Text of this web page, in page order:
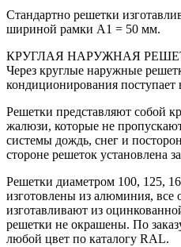
Стандартно решетки
шириной рамки A1 = 50 мм.
КРУГЛАЯ НАРУЖНАЯ
Через круглые наружные
кондиционирования поступает
Решетки представляют собой
жалюзи, которые не
системы дождь, снег и
стороне решеток установлена
Решетки диаметром 100, 125,
изготовлены из алюминия, все
изготавливают из
решетки не окрашены. По
любой цвет по каталогу RAL.